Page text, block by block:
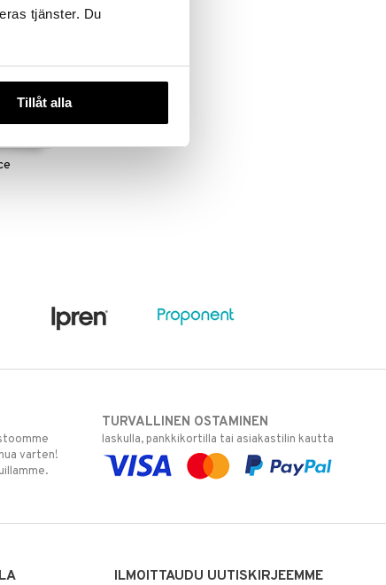
tjänster. Du
Tillåt alla
varten!
TURVALLINEN OSTAMINEN
laskulla, pankkikortilla tai asiakastilin kautta
ILMOITTAUDU UUTISKIRJEEMME